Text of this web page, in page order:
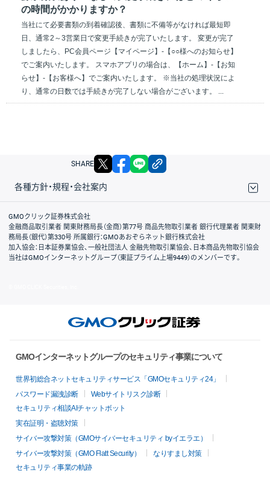
の時間がかかりますか？
当社にて必要書類の到着確認後、書類に不備等がなければ最短即
日、通常2～3営業日で変更手続きが完了いたします。 変更が完了
しましたら、PC会員ページ【マイページ】-【○○様へのお知らせ】
でご案内いたします。 スマホアプリの場合は、【ホーム】-【お知
らせ】-【お客様へ】でご案内いたします。 ※当社の処理状況によ
り、通常の日数では手続きが完了しない場合がございます。 ...
SHARE X facebook
各種方針・規程・会社案内
取引規程・約款
サイトマップ
その他のご案内
個人情報保護方針
最良執行方針
サイトのご利用について
ディスクレイマー
信託保全
リスク説明
会社案内
GMOクリック証券株式会社
金融商品取引業者 関東財務局長（金商）第77号 商品先物取引業者 銀行代理業者 関東財
務局長（銀代）第330号 所属銀行：GMOあおぞらネット銀行株式会社
加入協会：日本証券業協会、一般社団法人 金融先物取引業協会、日本商品先物取引協会
当社はGMOインターネットグループ（東証プライム上場9449）のメンバーです。
GMOインターネットグループのセキュリティ事業について
世界初総合ネットセキュリティサービス「GMOセキュリティ24」
パスワード漏洩診断
Webサイトリスク診断
セキュリティ相談AIチャットボット
実在証明・盗聴対策
サイバー攻撃対策（GMOサイバーセキュリティ byイエラエ）
サイバー攻撃対策（GMO Flatt Security）
なりすまし対策
セキュリティ事業の軌跡